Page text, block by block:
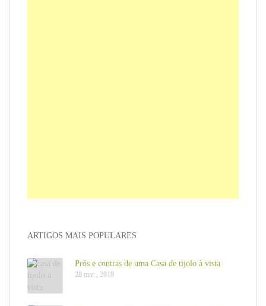
ARTIGOS MAIS POPULARES
Prós e contras de uma Casa de tijolo à vista
28 mar , 2018